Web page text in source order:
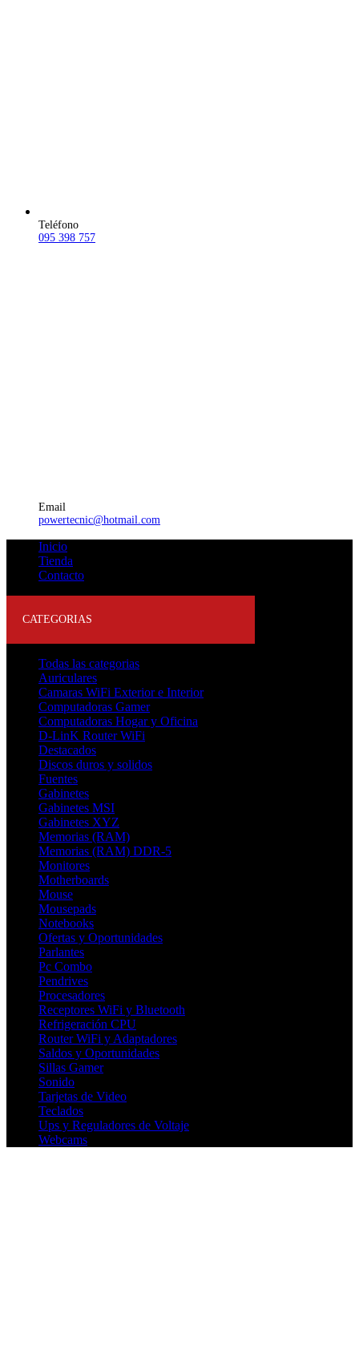
Teléfono
095 398 757
Email
powertecnic@hotmail.com
Inicio
Tienda
Contacto
CATEGORIAS
Todas las categorias
Auriculares
Camaras WiFi Exterior e Interior
Computadoras Gamer
Computadoras Hogar y Oficina
D-LinK Router WiFi
Destacados
Discos duros y solidos
Fuentes
Gabinetes
Gabinetes MSI
Gabinetes XYZ
Memorias (RAM)
Memorias (RAM) DDR-5
Monitores
Motherboards
Mouse
Mousepads
Notebooks
Ofertas y Oportunidades
Parlantes
Pc Combo
Pendrives
Procesadores
Receptores WiFi y Bluetooth
Refrigeración CPU
Router WiFi y Adaptadores
Saldos y Oportunidades
Sillas Gamer
Sonido
Tarjetas de Video
Teclados
Ups y Reguladores de Voltaje
Webcams